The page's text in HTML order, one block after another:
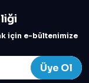
için e-bültenimize
Üye Ol